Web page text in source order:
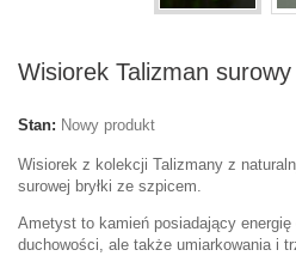
Wisiorek Talizman
Stan: Nowy produkt
Wisiorek z kolekcji Talizmany z
surowej bryłki ze szpicem.
Ametyst to kamień posiadający
duchowości, ale także umiarkowania i